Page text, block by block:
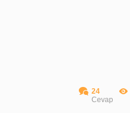
24
Cevap